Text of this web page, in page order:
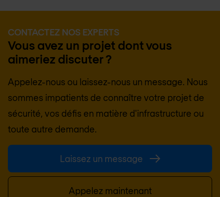
CONTACTEZ NOS EXPERTS
Vous avez un projet dont vous
aimeriez discuter ?
Appelez-nous ou laissez-nous un message. Nous
sommes impatients de connaître votre projet de
sécurité, vos défis en matière d'infrastructure ou
toute autre demande.
Laissez un message
Appelez maintenant